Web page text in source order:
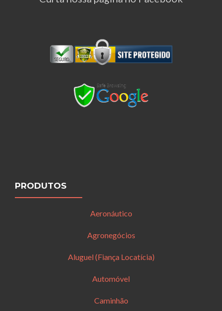
PRODUTOS
Aeronáutico
Agronegócios
Aluguel (Fiança Locatícia)
Automóvel
Caminhão